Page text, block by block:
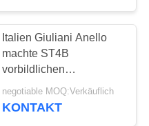
Italien Giuliani Anello
machte ST4B
vorbildlichen
Hochdruckgas-Regler
mit Absperrventil
negotiable MOQ:Verkäuflich
KONTAKT